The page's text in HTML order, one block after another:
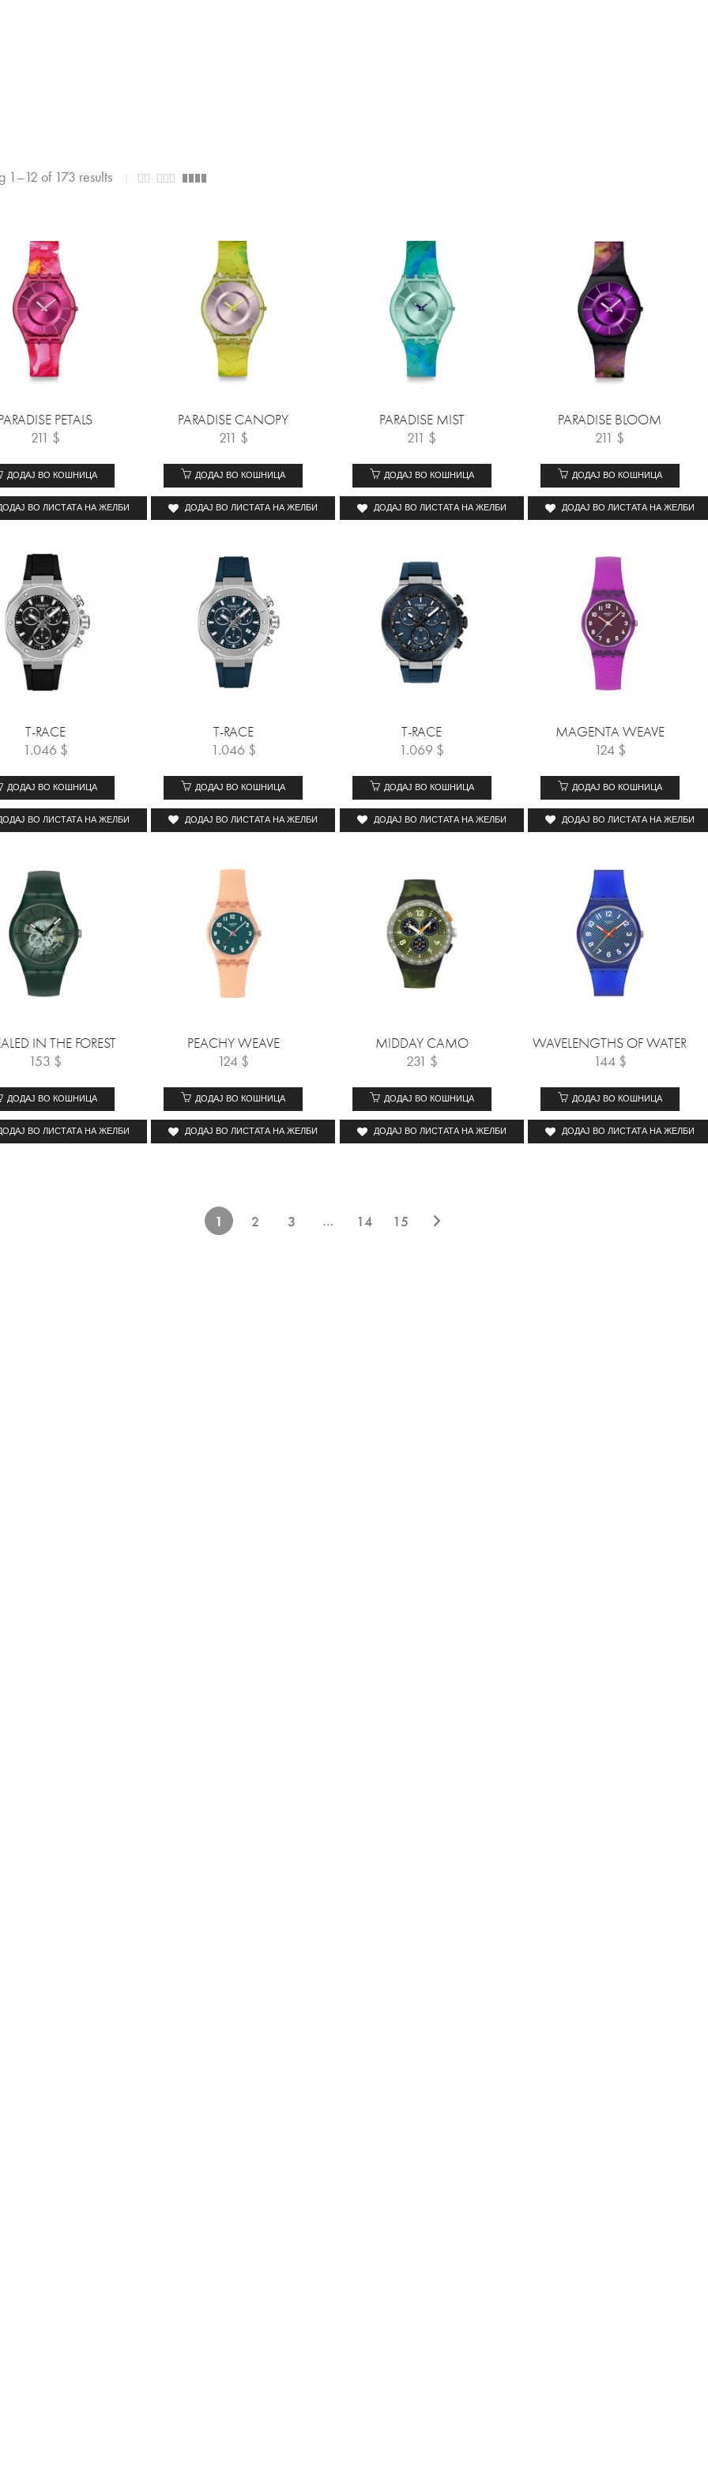
1–12 of 173 results
PETALS
211 $
ДОДАЈ ВО КОШНИЦА
ВО ЛИСТАТА НА ЖЕЛБИ
PARADISE CANOPY
211 $
ДОДАЈ ВО КОШНИЦА
ДОДАЈ ВО ЛИСТАТА НА ЖЕЛБИ
PARADISE MIST
211 $
ДОДАЈ ВО КОШНИЦА
ДОДАЈ ВО ЛИСТАТА НА ЖЕЛБИ
PARADISE BLOOM
211 $
ДОДАЈ ВО КОШНИЦА
ДОДАЈ ВО ЛИСТАТА НА ЖЕЛБИ
T-RACE
1.046 $
ДОДАЈ ВО КОШНИЦА
ВО ЛИСТАТА НА ЖЕЛБИ
T-RACE
1.046 $
ДОДАЈ ВО КОШНИЦА
ДОДАЈ ВО ЛИСТАТА НА ЖЕЛБИ
T-RACE
1.069 $
ДОДАЈ ВО КОШНИЦА
ДОДАЈ ВО ЛИСТАТА НА ЖЕЛБИ
MAGENTA WEAVE
124 $
ДОДАЈ ВО КОШНИЦА
ДОДАЈ ВО ЛИСТАТА НА ЖЕЛБИ
IN THE FOREST
153 $
ДОДАЈ ВО КОШНИЦА
ВО ЛИСТАТА НА ЖЕЛБИ
PEACHY WEAVE
124 $
ДОДАЈ ВО КОШНИЦА
ДОДАЈ ВО ЛИСТАТА НА ЖЕЛБИ
MIDDAY CAMO
231 $
ДОДАЈ ВО КОШНИЦА
ДОДАЈ ВО ЛИСТАТА НА ЖЕЛБИ
WAVELENGTHS OF WATER
144 $
ДОДАЈ ВО КОШНИЦА
ДОДАЈ ВО ЛИСТАТА НА ЖЕЛБИ
1 2 3 … 14 15